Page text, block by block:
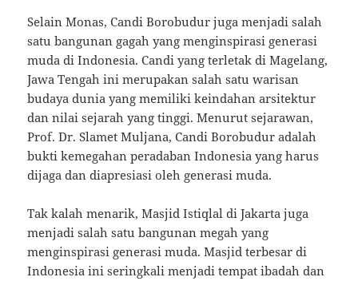
Selain Monas, Candi Borobudur juga menjadi salah
satu bangunan gagah yang menginspirasi generasi
muda di Indonesia. Candi yang terletak di Magelang,
Jawa Tengah ini merupakan salah satu warisan
budaya dunia yang memiliki keindahan arsitektur
dan nilai sejarah yang tinggi. Menurut sejarawan,
Prof. Dr. Slamet Muljana, Candi Borobudur adalah
bukti kemegahan peradaban Indonesia yang harus
dijaga dan diapresiasi oleh generasi muda.
Tak kalah menarik, Masjid Istiqlal di Jakarta juga
menjadi salah satu bangunan megah yang
menginspirasi generasi muda. Masjid terbesar di
Indonesia ini seringkali menjadi tempat ibadah dan